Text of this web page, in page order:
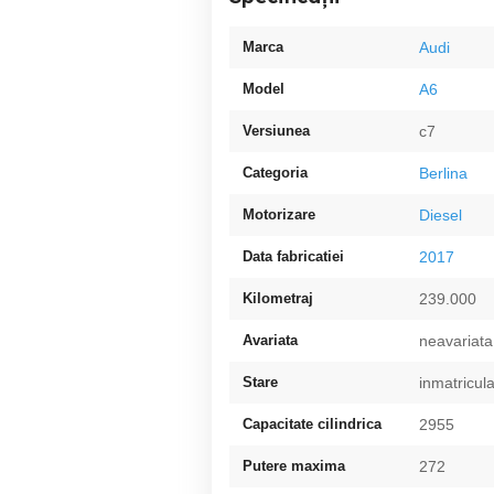
Marca Audi
Model A6
Versiunea c7
Categoria Berlina
Motorizare Diesel
Data fabricatiei 2017
Kilometraj 239.000
Avariata neavariata
Stare
Capacitate cilindrica 2955
Putere maxima 272